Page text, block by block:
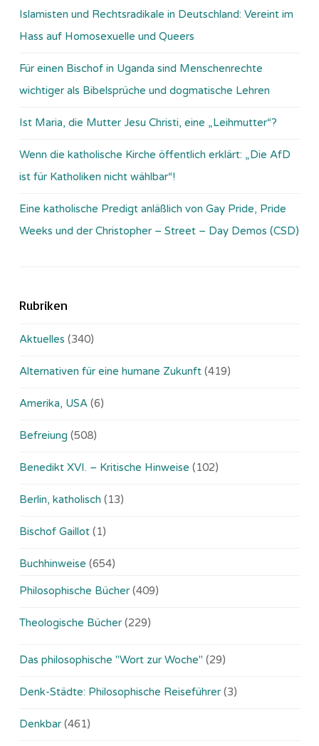
Islamisten und Rechtsradikale in Deutschland: Vereint im
Hass auf Homosexuelle und Queers
Für einen Bischof in Uganda sind Menschenrechte
wichtiger als Bibelsprüche und dogmatische Lehren
Ist Maria, die Mutter Jesu Christi, eine „Leihmutter“?
Wenn die katholische Kirche öffentlich erklärt: „Die AfD
ist für Katholiken nicht wählbar“!
Eine katholische Predigt anläßlich von Gay Pride, Pride
Weeks und der Christopher – Street – Day Demos (CSD)
Rubriken
Aktuelles (340)
Alternativen für eine humane Zukunft (419)
Amerika, USA (6)
Befreiung (508)
Benedikt XVI. – Kritische Hinweise (102)
Berlin, katholisch (13)
Bischof Gaillot (1)
Buchhinweise (654)
Philosophische Bücher (409)
Theologische Bücher (229)
Das philosophische "Wort zur Woche" (29)
Denk-Städte: Philosophische Reiseführer (3)
Denkbar (461)